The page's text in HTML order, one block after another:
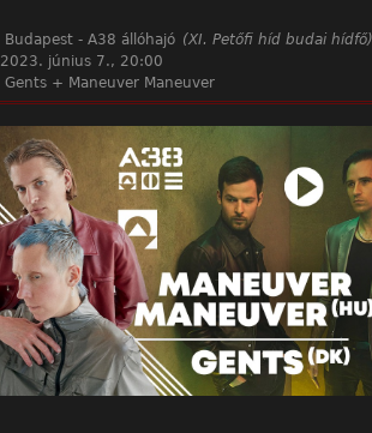
Budapest - A38 állóhajó (XI. Petőfi híd budai hídfő)
2023. június 7., 20:00
Gents + Maneuver Maneuver